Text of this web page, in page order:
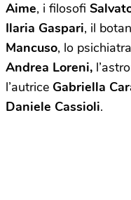
Aime, i filosofi
Ilaria Gaspari, il
Mancuso, lo psichiatra
Andrea Loreni,
l’autrice Gabriella
Daniele Cassioli.